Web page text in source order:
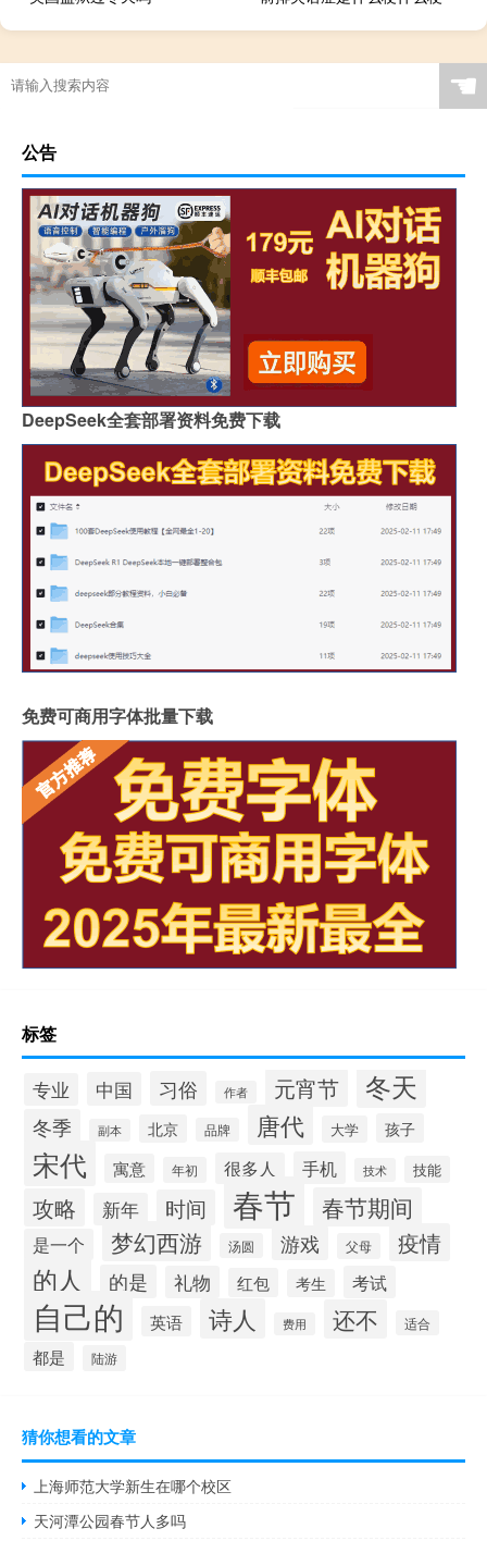
☚
公告
DeepSeek全套部署资料免费下载
免费可商用字体批量下载
标签
专业 中国 习俗 作者 元宵节 冬天
冬季 副本 北京 品牌 唐代 大学 孩子
宋代 寓意 年初 很多人 手机 技术 技能
攻略 新年 时间 春节 春节期间
是一个 梦幻西游 汤圆 游戏 父母 疫情
的人 的是 礼物 红包 考生 考试
自己的 英语 诗人 费用 还不 适合
都是 陆游
猜你想看的文章
上海师范大学新生在哪个校区
天河潭公园春节人多吗